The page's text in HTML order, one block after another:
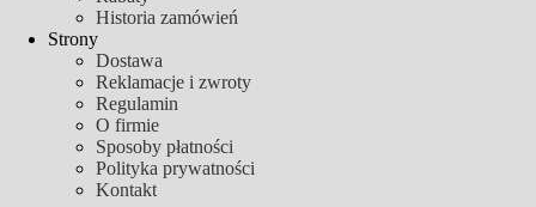
Historia zamówień
Strony
Dostawa
Reklamacje i zwroty
Regulamin
O firmie
Sposoby płatności
Polityka prywatności
Kontakt